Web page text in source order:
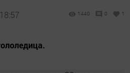
1440 0 1